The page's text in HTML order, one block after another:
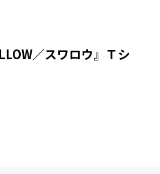
／スワロウ』Ｔシ